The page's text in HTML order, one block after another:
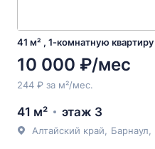
41 м² , 1-комнатную квартиру
10 000 ₽/мес
244 ₽ за м²/мес.
41 м² этаж 3
Алтайский край Барнаул